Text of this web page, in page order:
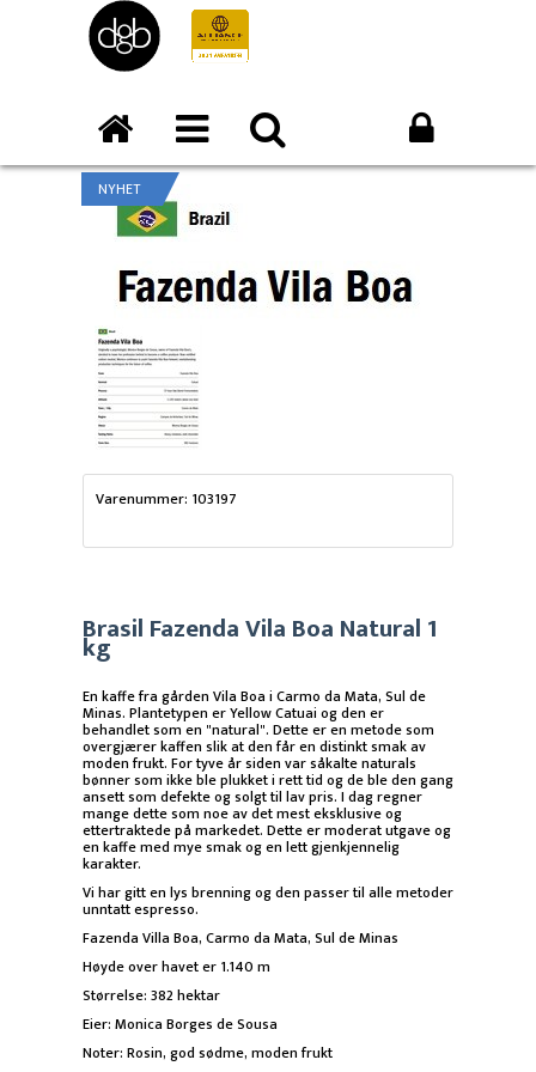
NYHET
Varenummer: 103197
Brasil Fazenda Vila Boa Natural 1
kg
En kaffe fra gården Vila Boa i Carmo da Mata, Sul de
Minas. Plantetypen er Yellow Catuai og den er
behandlet som en "natural". Dette er en metode som
overgjærer kaffen slik at den får en distinkt smak av
moden frukt. For tyve år siden var såkalte naturals
bønner som ikke ble plukket i rett tid og de ble den gang
ansett som defekte og solgt til lav pris. I dag regner
mange dette som noe av det mest eksklusive og
ettertraktede på markedet. Dette er moderat utgave og
en kaffe med mye smak og en lett gjenkjennelig
karakter.
Vi har gitt en lys brenning og den passer til alle metoder
unntatt espresso.
Fazenda Villa Boa, Carmo da Mata, Sul de Minas
Høyde over havet er 1.140 m
Størrelse: 382 hektar
Eier: Monica Borges de Sousa
Noter: Rosin, god sødme, moden frukt